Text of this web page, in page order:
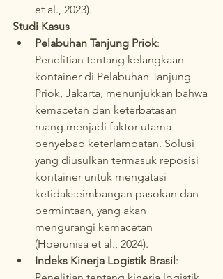
et al., 2023).
Studi Kasus
Pelabuhan Tanjung Priok:
Penelitian tentang kelangkaan
kontainer di Pelabuhan Tanjung
Priok, Jakarta, menunjukkan bahwa
kemacetan dan keterbatasan
ruang menjadi faktor utama
penyebab keterlambatan. Solusi
yang diusulkan termasuk reposisi
kontainer untuk mengatasi
ketidakseimbangan pasokan dan
permintaan, yang akan
mengurangi kemacetan
(Hoerunisa et al., 2024).
Indeks Kinerja Logistik Brasil: